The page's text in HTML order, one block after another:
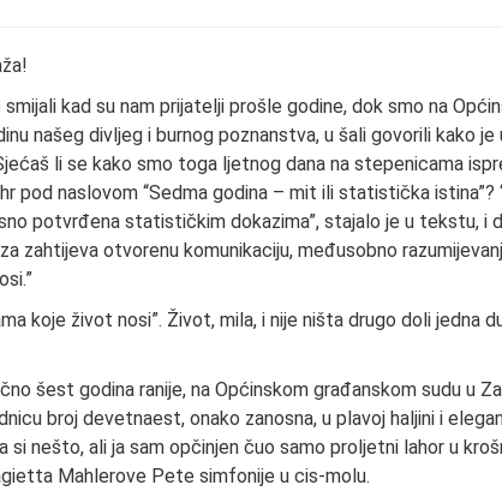
kad su nam prijatelji prošle godine, dok smo na
našeg divljeg i burnog poznanstva, u šali govorili kako je
li se kako smo toga ljetnog dana na stepenicama
pod naslovom “Sedma godina – mit ili statistička istina”?
potvrđena statističkim dokazima”, stajalo je u tekstu, i
zahtijeva otvorenu komunikaciju, međusobno
koje život nosi”. Život, mila, i nije ništa drugo doli jedna
šest godina ranije, na Općinskom građanskom sudu u
broj devetnaest, onako zanosna, u plavoj haljini i
si nešto, ali ja sam opčinjen čuo samo proljetni lahor u
Mahlerove Pete simfonije u cis-molu.